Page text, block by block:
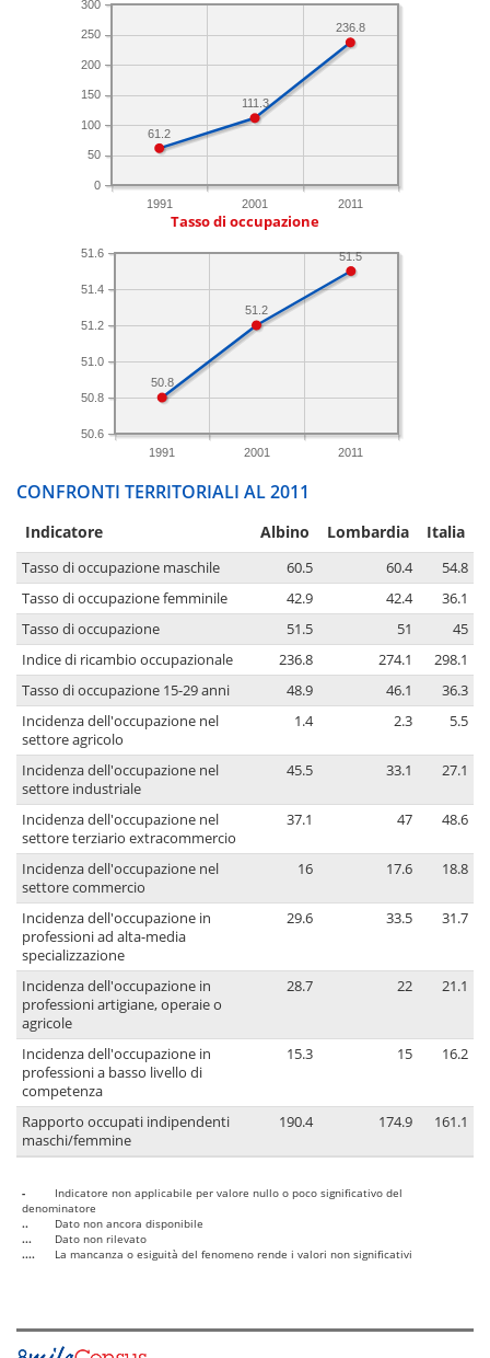
1991 2001 2011
0
50
100
150
200
250
300
236.8
111.3
61.2
Tasso di occupazione
1991 2001 2011
50.6
50.8
51.0
51.2
51.4
51.6 51.5
51.2
50.8
CONFRONTI TERRITORIALI AL 2011
Indicatore Albino Lombardia Italia
Tasso di occupazione maschile 60.5 60.4
54.8
Tasso di occupazione femminile
42.9 42.4
36.1
Tasso di occupazione
51.5 51
45
Indice di ricambio occupazionale
236.8 274.1
298.1
Tasso di occupazione 15-29 anni
48.9 46.1
36.3
Incidenza dell'occupazione nel
settore agricolo
1.4 2.3 5.5
Incidenza dell'occupazione nel
settore industriale
45.5 33.1 27.1
Incidenza dell'occupazione nel
settore terziario extracommercio
37.1 47 48.6
Incidenza dell'occupazione nel
settore commercio
16 17.6 18.8
Incidenza dell'occupazione in
professioni ad alta-media
specializzazione
29.6 33.5 31.7
Incidenza dell'occupazione in
professioni artigiane, operaie o
agricole
28.7 22 21.1
Incidenza dell'occupazione in
professioni a basso livello di
competenza
15.3 15 16.2
Rapporto occupati indipendenti
maschi/femmine
190.4 174.9 161.1
-
Indicatore non applicabile per valore nullo o poco significativo del
denominatore
..
Dato non ancora disponibile
...
Dato non rilevato
....
La mancanza o esiguità del fenomeno rende i valori non significativi